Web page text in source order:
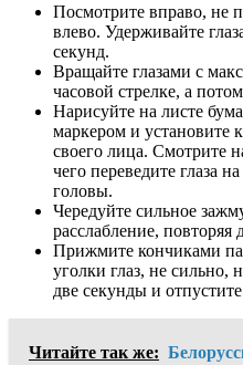
Посмотрите вправо, не
влево. Удерживайте
секунд.
Вращайте глазами с
часовой стрелке, а
Нарисуйте на листе
маркером и установите
своего лица. Смотрите
чего переведите глаза
головы.
Чередуйте сильное
расслабление, повторяя
Прижмите кончиками
уголки глаз, не сильно,
две секунды и
Читайте так же: